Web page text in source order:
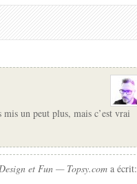
un peut plus, mais c’est vrai
et Fun — Topsy.com a écrit: